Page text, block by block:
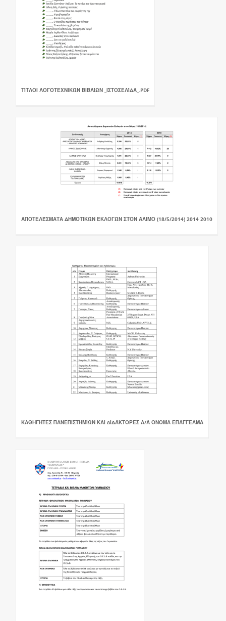
ΤΊΤΛΟΙ ΛΟΓΟΤΕΧΝΙΚΏΝ ΒΙΒΛΊΩΝ _ΙΣΤΟΣΕΛΊΔΑ_.PDF
ΑΠΟΤΕΛΈΣΜΑΤΑ ΔΗΜΟΤΙΚΏΝ ΕΚΛΟΓΏΝ ΣΤΟΝ ΆΛΙΜΟ (18/5/2014) 2014 2010
ΚΑΘΗΓΗΤΈΣ ΠΑΝΕΠΙΣΤΗΜΊΩΝ ΚΑΙ ∆ΙΔΆΚΤΟΡΕΣ Α/Α ΟΝΟΜΑ ΕΠΆΓΓΕΛΜΑ